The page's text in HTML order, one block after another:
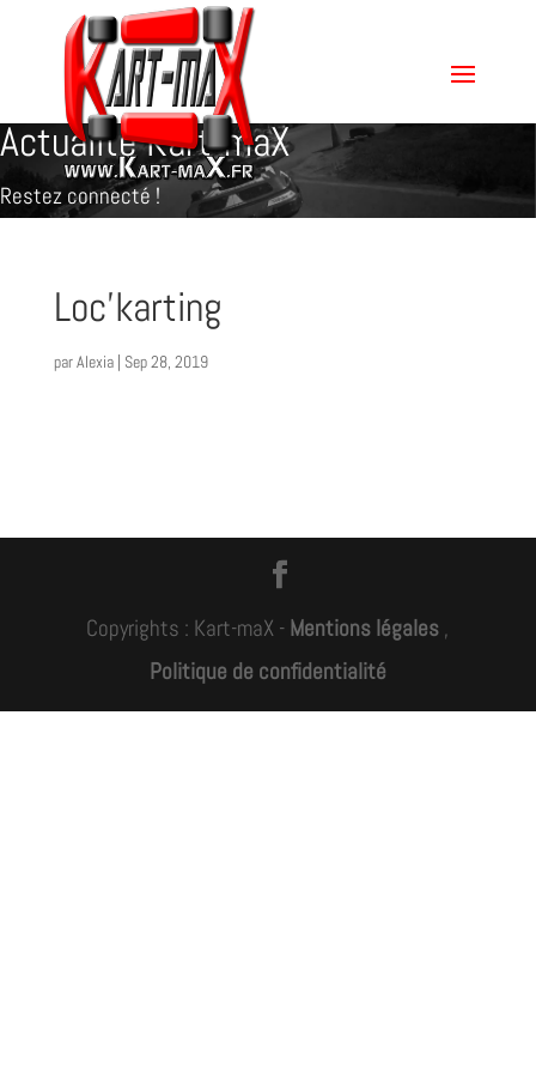
Actualité Kart-maX
Restez connecté !
Loc’karting
parAlexia| Sep 28, 2019
Copyrights : Kart-maX - Mentions légales ,
Politique de confidentialité